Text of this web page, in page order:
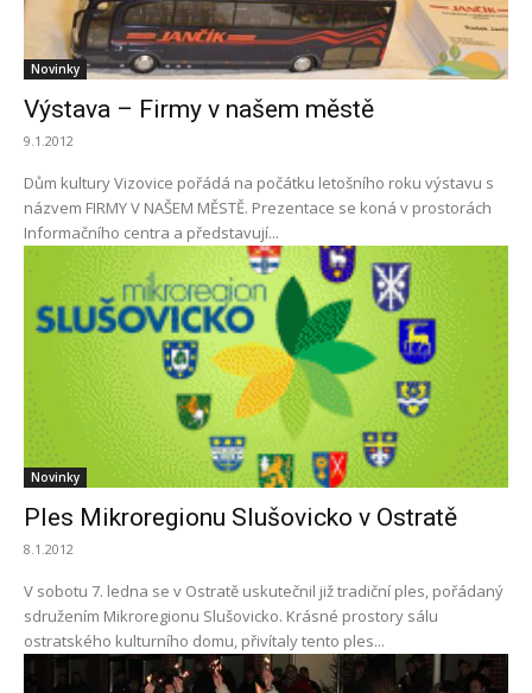
Novinky
Výstava – Firmy v našem městě
9.1.2012
Dům kultury Vizovice pořádá na počátku letošního roku výstavu s
názvem FIRMY V NAŠEM MĚSTĚ. Prezentace se koná v prostorách
Informačního centra a představují...
Novinky
Ples Mikroregionu Slušovicko v Ostratě
8.1.2012
V sobotu 7. ledna se v Ostratě uskutečnil již tradiční ples, pořádaný
sdružením Mikroregionu Slušovicko. Krásné prostory sálu
ostratského kulturního domu, přivítaly tento ples...